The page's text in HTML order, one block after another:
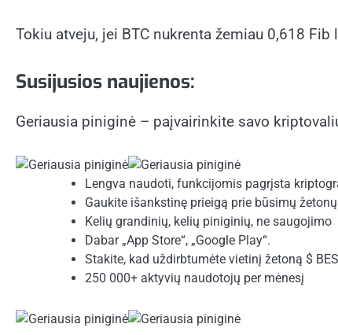
Tokiu atveju, jei BTC nukrenta žemiau 0,618
Susijusios naujienos:
Geriausia piniginė – paįvairinkite savo
Lengva naudoti, funkcijomis pagrįsta
Gaukite išankstinę prieigą prie būsimų žetonų
Kelių grandinių, kelių piniginių, ne saugojimo
Dabar „App Store“, „Google Play“.
Stakite, kad uždirbtumėte vietinį žetoną $
250 000+ aktyvių naudotojų per mėnesį